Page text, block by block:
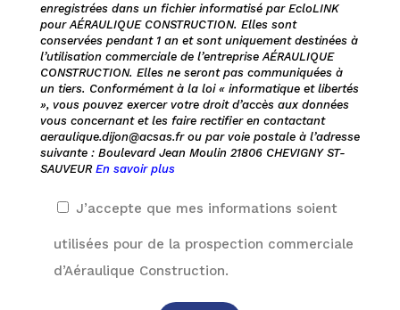
enregistrées dans un fichier informatisé par EcloLINK
pour AÉRAULIQUE CONSTRUCTION. Elles sont
conservées pendant 1 an et sont uniquement destinées à
l’utilisation commerciale de l’entreprise AÉRAULIQUE
CONSTRUCTION. Elles ne seront pas communiquées à
un tiers. Conformément à la loi « informatique et libertés
», vous pouvez exercer votre droit d’accès aux données
vous concernant et les faire rectifier en contactant
aeraulique.dijon@acsas.fr ou par voie postale à l’adresse
suivante : Boulevard Jean Moulin 21806 CHEVIGNY ST-
SAUVEUR En savoir plus
J’accepte que mes informations soient
utilisées pour de la prospection commerciale
d’Aéraulique Construction.